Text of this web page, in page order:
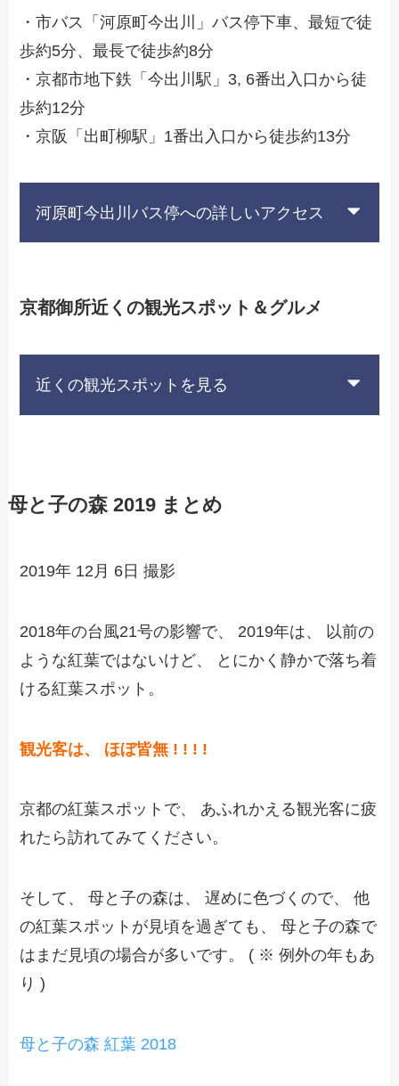
・市バス「河原町今出川」バス停下車、最短で徒
歩約5分、最長で徒歩約8分
・京都市地下鉄「今出川駅」3, 6番出入口から徒
歩約12分
・京阪「出町柳駅」1番出入口から徒歩約13分
河原町今出川バス停への詳しいアクセス
京都御所近くの観光スポット＆グルメ
近くの観光スポットを見る
母と子の森 2019 まとめ
2019年 12月 6日 撮影
2018年の台風21号の影響で、 2019年は、 以前の
ような紅葉ではないけど、 とにかく静かで落ち着
ける紅葉スポット。
観光客は、 ほぼ皆無 ! ! ! !
京都の紅葉スポットで、 あふれかえる観光客に疲
れたら訪れてみてください。
そして、 母と子の森は、 遅めに色づくので、 他
の紅葉スポットが見頃を過ぎても、 母と子の森で
はまだ見頃の場合が多いです。 ( ※ 例外の年もあ
り )
母と子の森 紅葉 2018